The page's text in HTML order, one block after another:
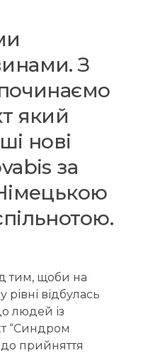
З
який
нові
за
тим, щоби на
відбулась
людей із
“Синдром
до прийняття